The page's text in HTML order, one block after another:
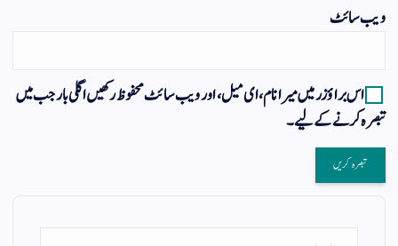
ویب‌ سائٹ
اس براؤزر میں میرا نام، ای میل، اور ویب سائٹ محفوظ رکھیں اگلی بار جب میں
تبصرہ کرنے کےلیے۔